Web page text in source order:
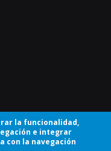
la funcionalidad,
e integrar
con la navegación